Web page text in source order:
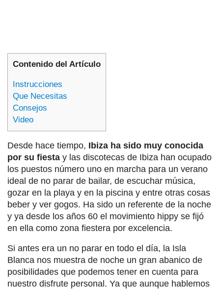
Contenido del Artículo
Instrucciones
Que Necesitas
Consejos
Video
Desde hace tiempo, Ibiza ha sido muy conocida
por su fiesta y las discotecas de Ibiza han ocupado
los puestos número uno en marcha para un verano
ideal de no parar de bailar, de escuchar música,
gozar en la playa y en la piscina y entre otras cosas
beber y ver gogos. Ha sido un referente de la noche
y ya desde los años 60 el movimiento hippy se fijó
en ella como zona fiestera por excelencia.
Si antes era un no parar en todo el día, la Isla
Blanca nos muestra de noche un gran abanico de
posibilidades que podemos tener en cuenta para
nuestro disfrute personal. Ya que aunque hablemos